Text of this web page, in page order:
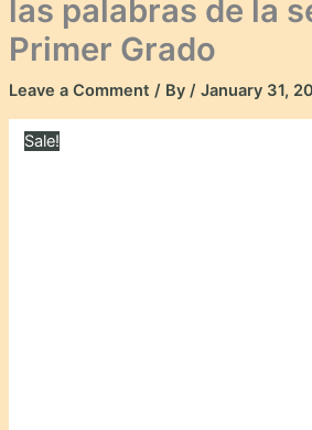
las palabras de la
Primer Grado
Leave a Comment / By / January 31,
Sale!